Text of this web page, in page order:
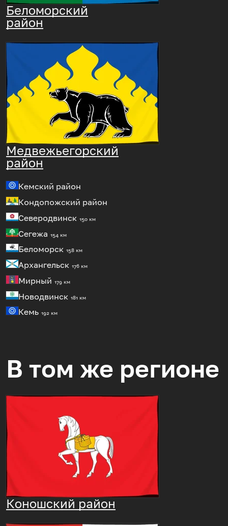
Беломорский
район
Медвежьегорский
район
Кемский район
Кондопожский район
Северодвинск 150 км
Сегежа 154 км
Беломорск 158 км
Архангельск 176 км
Мирный 179 км
Новодвинск 181 км
Кемь 192 км
В том же регионе
Коношский район